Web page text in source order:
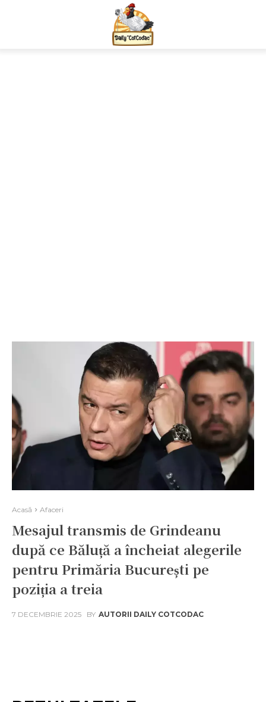
Acasă Afaceri
Mesajul transmis de Grindeanu
după ce Băluță a încheiat alegerile
pentru Primăria București pe
poziția a treia
7 DECEMBRIE 2025 BY AUTORII DAILY COTCODAC